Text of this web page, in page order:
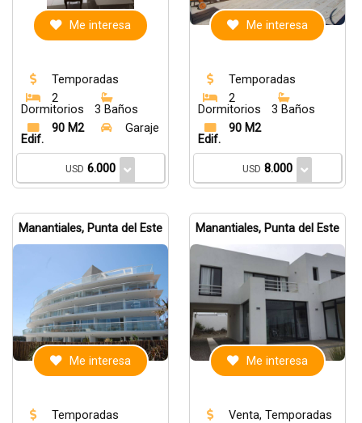
Me interesa
Temporadas
2
Dormitorios
3 Baños
90 M2
Edif.
Garaje
USD 6.000
Me interesa
Temporadas
2
Dormitorios
3 Baños
90 M2
Edif.
USD 8.000
Manantiales, Punta del Este
Me interesa
Temporadas
Manantiales, Punta del Este
Me interesa
Venta, Temporadas